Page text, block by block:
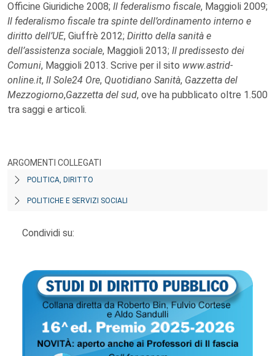
Officine Giuridiche 2008; Il federalismo fiscale, Maggioli 2009;
Il federalismo fiscale tra spinte dell’ordinamento interno e
diritto dell’UE, Giuffrè 2012; Diritto della sanità e
dell’assistenza sociale, Maggioli 2013; Il predissesto dei
Comuni, Maggioli 2013. Scrive per il sito www.astrid-
online.it, Il Sole24 Ore, Quotidiano Sanità, Gazzetta del
Mezzogiorno,Gazzetta del sud, ove ha pubblicato oltre 1.500
tra saggi e articoli.
ARGOMENTI COLLEGATI
POLITICA, DIRITTO
POLITICHE E SERVIZI SOCIALI
Condividi su: